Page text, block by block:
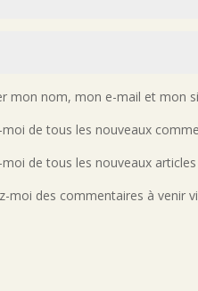
mon nom, mon e-mail et mon
moi de tous les nouveaux
moi de tous les nouveaux
moi des commentaires à venir